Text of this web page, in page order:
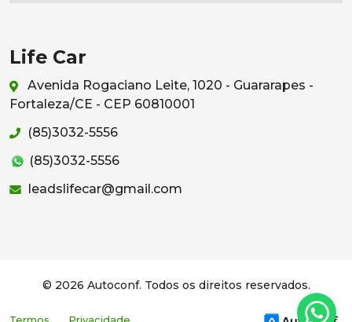
Life Car
Avenida Rogaciano Leite, 1020 - Guararapes -
Fortaleza/CE - CEP 60810001
(85)3032-5556
(85)3032-5556
leadslifecar@gmail.com
© 2026 Autoconf. Todos os direitos reservados.